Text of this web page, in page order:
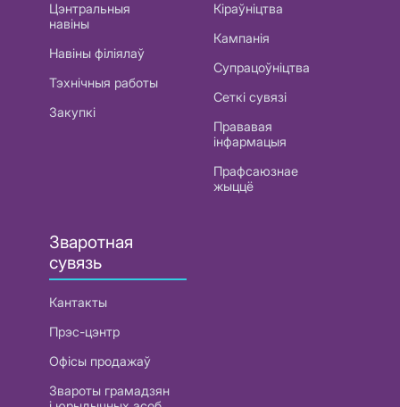
Цэнтральныя
навіны
Навіны філіялаў
Тэхнічныя работы
Закупкі
Кіраўніцтва
Кампанія
Супрацоўніцтва
Сеткі сувязі
Прававая
інфармацыя
Прафсаюзнае
жыццё
Зваротная
сувязь
Кантакты
Прэс-цэнтр
Офісы продажаў
Звароты грамадзян